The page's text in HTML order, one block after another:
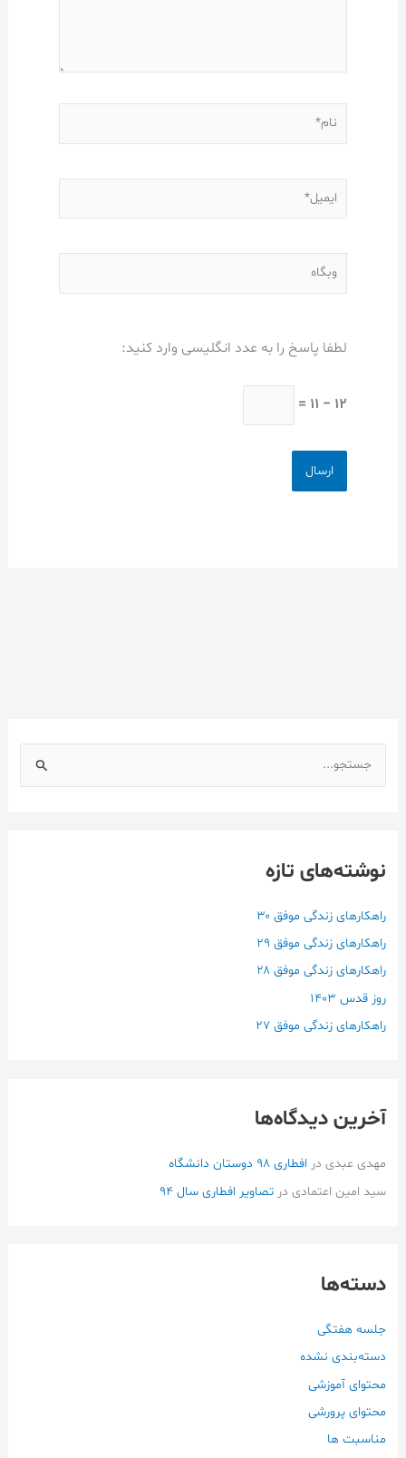
نام*
ایمیل*
وبگاه
لطفا پاسخ را به عدد انگلیسی وارد کنید:
12 − 11 =
س
و
ر
ا
ی
نوشته‌های تازه
راهکارهای زندگی موفق ۳۰
راهکارهای زندگی موفق ۲۹
راهکارهای زندگی موفق ۲۸
روز قدس ۱۴۰3
راهکارهای زندگی موفق ۲۷
آخرین دیدگاه‌ها
مهدی عبدی در افطاری ۹۸ دوستان دانشگاه
سید امین اعتمادی درتصاویر افطاری سال 94
دسته‌ها
جلسه هفتگی
دسته‌بندی نشده
محتوای آموزشی
محتوای پرورشی
مناسبت ها